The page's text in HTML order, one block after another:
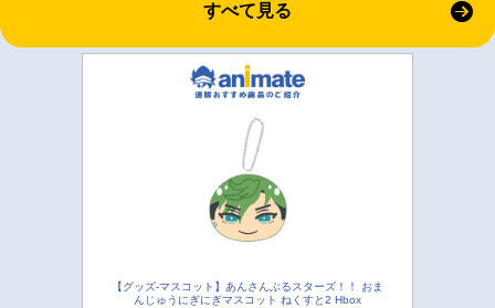
すべて見る
【グッズ-マスコット】あんさんぶるスターズ！！ おま
んじゅうにぎにぎマスコット ねくすと2 Hbox